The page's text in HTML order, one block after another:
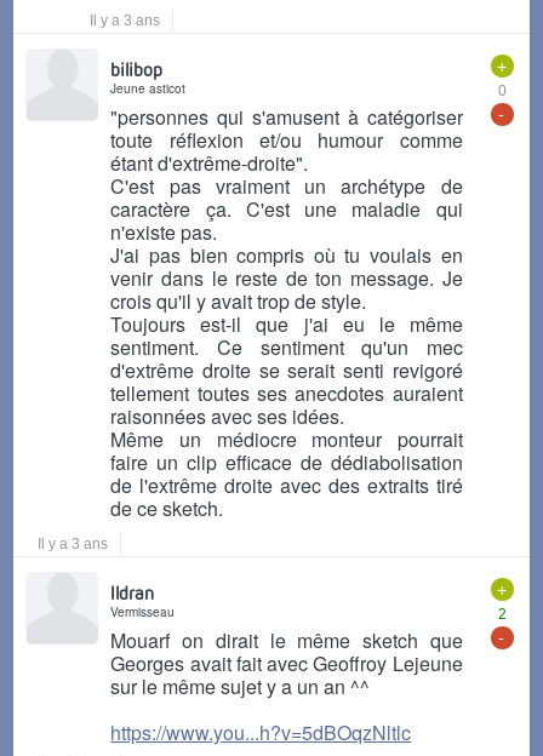
Il y a 3 ans
+
0
-
bilibop
Jeune asticot
"personnes qui s'amusent à catégoriser
toute réflexion et/ou humour comme
étant d'extrême-droite".
C'est pas vraiment un archétype de
caractère ça. C'est une maladie qui
n'existe pas.
J'ai pas bien compris où tu voulais en
venir dans le reste de ton message. Je
crois qu'il y avait trop de style.
Toujours est-il que j'ai eu le même
sentiment. Ce sentiment qu'un mec
d'extrême droite se serait senti revigoré
tellement toutes ses anecdotes auraient
raisonnées avec ses idées.
Même un médiocre monteur pourrait
faire un clip efficace de dédiabolisation
de l'extrême droite avec des extraits tiré
de ce sketch.
Il y a 3 ans
+
2
-
Ildran
Vermisseau
Mouarf on dirait le même sketch que
Georges avait fait avec Geoffroy Lejeune
sur le même sujet y a un an ^^
https://www.you...h?v=5dBOqzNltlc